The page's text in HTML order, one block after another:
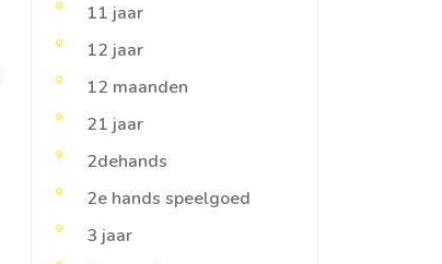
11 jaar
12 jaar
12 maanden
21 jaar
2dehands
2e hands speelgoed
3 jaar